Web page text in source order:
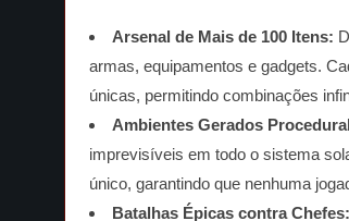
Arsenal de Mais de 100 Itens:
armas, equipamentos e gadgets.
únicas, permitindo combinações
Ambientes Gerados
imprevisíveis em todo o sistema
único, garantindo que nenhuma
Batalhas Épicas contra Chefes: